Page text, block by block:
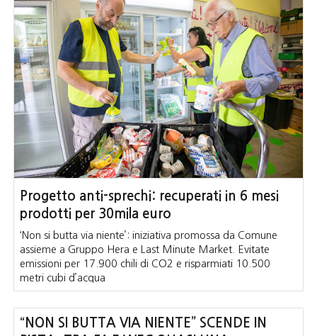
Progetto anti-sprechi: recuperati in 6 mesi
prodotti per 30mila euro
‘Non si butta via niente’: iniziativa promossa da Comune
assieme a Gruppo Hera e Last Minute Market. Evitate
emissioni per 17.900 chili di CO2 e risparmiati 10.500
metri cubi d’acqua
“NON SI BUTTA VIA NIENTE” SCENDE IN